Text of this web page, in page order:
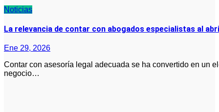
Noticias
La relevancia de contar con abogados especialistas al
Ene 29, 2026
Contar con asesoría legal adecuada se ha convertido en un elemento decisivo para quienes planean abrir un
negocio…